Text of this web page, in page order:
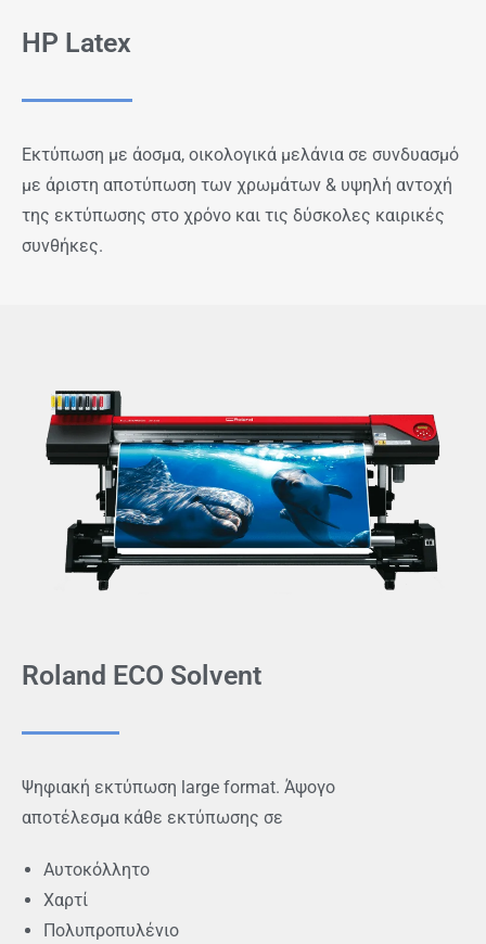
HP Latex
Εκτύπωση με άοσμα, οικολογικά μελάνια σε συνδυασμό
με άριστη αποτύπωση των χρωμάτων & υψηλή αντοχή
της εκτύπωσης στο χρόνο και τις δύσκολες καιρικές
συνθήκες.
Roland ECO Solvent
Ψηφιακή εκτύπωση large format. Άψογο
αποτέλεσμα κάθε εκτύπωσης σε
Αυτοκόλλητο
Χαρτί
Πολυπροπυλένιο